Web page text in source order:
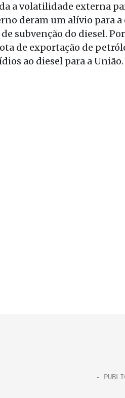
a volatilidade externa
deram um alívio para a
subvenção do diesel.
de exportação de
ao diesel para a União.